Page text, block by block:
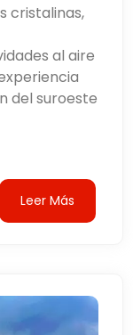
cristalinas,
al aire
del suroeste
Leer Más